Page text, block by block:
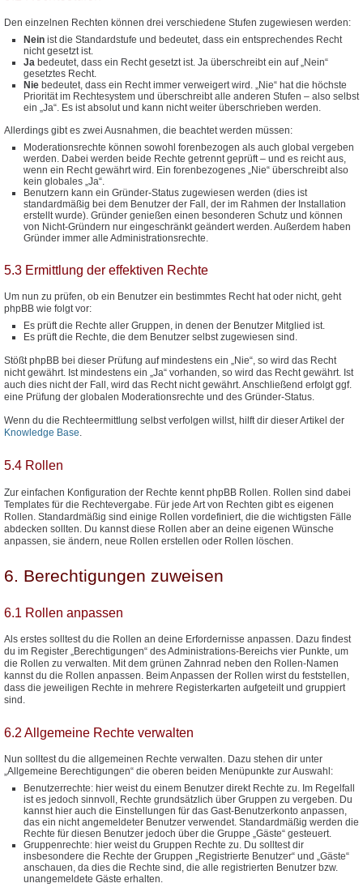
Den einzelnen Rechten können drei verschiedene Stufen zugewiesen werden:
Nein ist die Standardstufe und bedeutet, dass ein entsprechendes Recht
nicht gesetzt ist.
Ja bedeutet, dass ein Recht gesetzt ist. Ja überschreibt ein auf „Nein“
gesetztes Recht.
Nie bedeutet, dass ein Recht immer verweigert wird. „Nie“ hat die höchste
Priorität im Rechtesystem und überschreibt alle anderen Stufen – also selbst
ein „Ja“. Es ist absolut und kann nicht weiter überschrieben werden.
Allerdings gibt es zwei Ausnahmen, die beachtet werden müssen:
Moderationsrechte können sowohl forenbezogen als auch global vergeben
werden. Dabei werden beide Rechte getrennt geprüft – und es reicht aus,
wenn ein Recht gewährt wird. Ein forenbezogenes „Nie“ überschreibt also
kein globales „Ja“.
Benutzern kann ein Gründer-Status zugewiesen werden (dies ist
standardmäßig bei dem Benutzer der Fall, der im Rahmen der Installation
erstellt wurde). Gründer genießen einen besonderen Schutz und können
von Nicht-Gründern nur eingeschränkt geändert werden. Außerdem haben
Gründer immer alle Administrationsrechte.
5.3 Ermittlung der effektiven Rechte
Um nun zu prüfen, ob ein Benutzer ein bestimmtes Recht hat oder nicht, geht
phpBB wie folgt vor:
Es prüft die Rechte aller Gruppen, in denen der Benutzer Mitglied ist.
Es prüft die Rechte, die dem Benutzer selbst zugewiesen sind.
Stößt phpBB bei dieser Prüfung auf mindestens ein „Nie“, so wird das Recht
nicht gewährt. Ist mindestens ein „Ja“ vorhanden, so wird das Recht gewährt. Ist
auch dies nicht der Fall, wird das Recht nicht gewährt. Anschließend erfolgt ggf.
eine Prüfung der globalen Moderationsrechte und des Gründer-Status.
Wenn du die Rechteermittlung selbst verfolgen willst, hilft dir dieser Artikel der
Knowledge Base.
5.4 Rollen
Zur einfachen Konfiguration der Rechte kennt phpBB Rollen. Rollen sind dabei
Templates für die Rechtevergabe. Für jede Art von Rechten gibt es eigenen
Rollen. Standardmäßig sind einige Rollen vordefiniert, die die wichtigsten Fälle
abdecken sollten. Du kannst diese Rollen aber an deine eigenen Wünsche
anpassen, sie ändern, neue Rollen erstellen oder Rollen löschen.
6. Berechtigungen zuweisen
6.1 Rollen anpassen
Als erstes solltest du die Rollen an deine Erfordernisse anpassen. Dazu findest
du im Register „Berechtigungen“ des Administrations-Bereichs vier Punkte, um
die Rollen zu verwalten. Mit dem grünen Zahnrad neben den Rollen-Namen
kannst du die Rollen anpassen. Beim Anpassen der Rollen wirst du feststellen,
dass die jeweiligen Rechte in mehrere Registerkarten aufgeteilt und gruppiert
sind.
6.2 Allgemeine Rechte verwalten
Nun solltest du die allgemeinen Rechte verwalten. Dazu stehen dir unter
„Allgemeine Berechtigungen“ die oberen beiden Menüpunkte zur Auswahl:
Benutzerrechte: hier weist du einem Benutzer direkt Rechte zu. Im Regelfall
ist es jedoch sinnvoll, Rechte grundsätzlich über Gruppen zu vergeben. Du
kannst hier auch die Einstellungen für das Gast-Benutzerkonto anpassen,
das ein nicht angemeldeter Benutzer verwendet. Standardmäßig werden die
Rechte für diesen Benutzer jedoch über die Gruppe „Gäste“ gesteuert.
Gruppenrechte: hier weist du Gruppen Rechte zu. Du solltest dir
insbesondere die Rechte der Gruppen „Registrierte Benutzer“ und „Gäste“
anschauen, da dies die Rechte sind, die alle registrierten Benutzer bzw.
unangemeldete Gäste erhalten.